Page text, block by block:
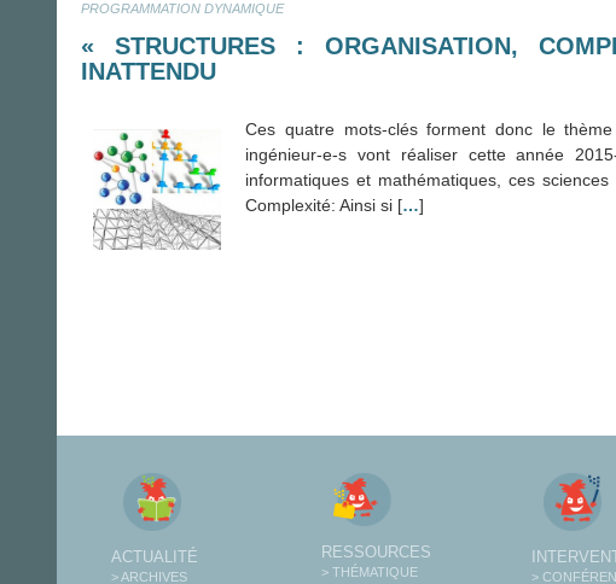
PROGRAMMATION DYNAMIQUE
« STRUCTURES : ORGANISATION,
INATTENDU
Ces quatre mots-clés forment donc le
ingénieur-e-s vont réaliser cette année
informatiques et mathématiques, ces
Complexité: Ainsi si […]
ACTUALITÉ
> ARCHIVES
RESSOURCES
> THÉMATIQUE >